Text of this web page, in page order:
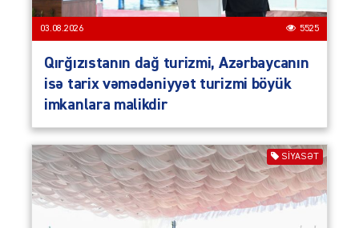
03.08.2026 5525
Qırğızıstanın dağ turizmi, Azərbaycanın
isə tarix vəmədəniyyət turizmi böyük
imkanlara malikdir
SIYASƏT